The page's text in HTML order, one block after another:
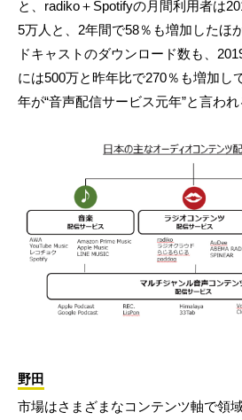
と、radiko＋Spotifyの月間利用者は
5万人と、2年間で58％も増加したほ
ドキャストのダウンロード数も、
には500万と昨年比で270％も増加し
年が“音声配信サービス元年”と言われ
野田
市場はさまざまなコンテンツ軸で領